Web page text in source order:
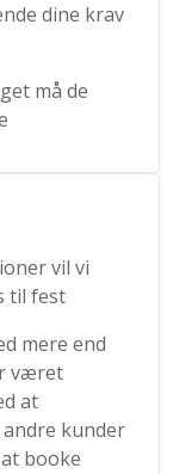
dine krav
må de
vil vi
til fest
mere end
været
at
andre kunder
booke